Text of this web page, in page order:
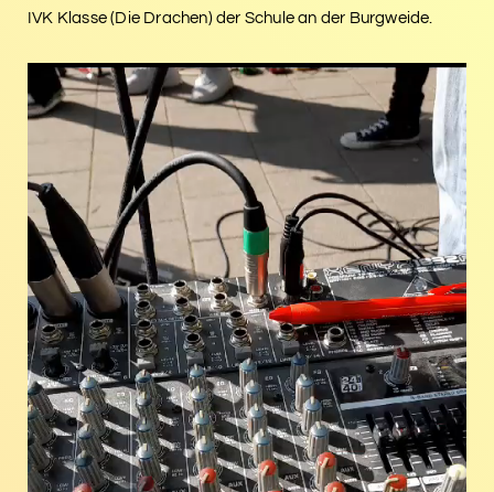
IVK Klasse (Die Drachen) der Schule an der Burgweide.